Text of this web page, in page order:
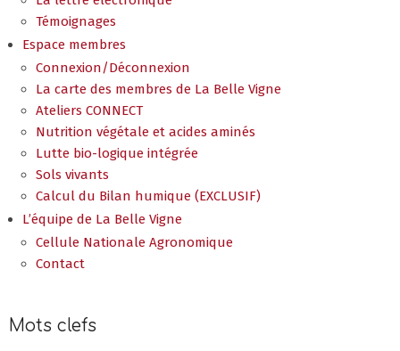
Témoignages
Espace membres
Connexion/Déconnexion
La carte des membres de La Belle Vigne
Ateliers CONNECT
Nutrition végétale et acides aminés
Lutte bio-logique intégrée
Sols vivants
Calcul du Bilan humique (EXCLUSIF)
L’équipe de La Belle Vigne
Cellule Nationale Agronomique
Contact
Mots clefs